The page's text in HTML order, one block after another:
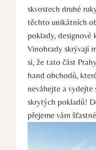
skvostech druhé
těchto unikátních
poklady, designové
Vinohrady skrývají
si, že tato část
hand obchodů,
neváhejte a vydejte
skrytých pokladů!
přejeme vám